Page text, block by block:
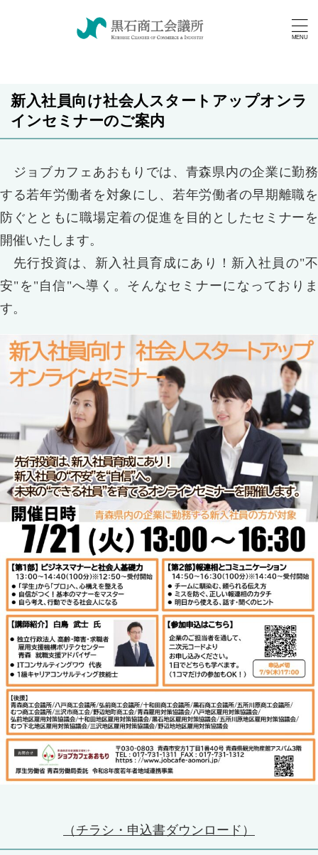
新入社員向け社会人スタートアップオンラ
インセミナーのご案内
ジョブカフェあおもりでは、青森県内の企業に勤務
する若年労働者を対象にし、若年労働者の早期離職を
防ぐとともに職場定着の促進を目的としたセミナーを
開催いたします。
先行投資は、新入社員育成にあり！新入社員の"不
安"を"自信"へ導く。そんなセミナーになっておりま
す。
（チラシ・申込書ダウンロード）